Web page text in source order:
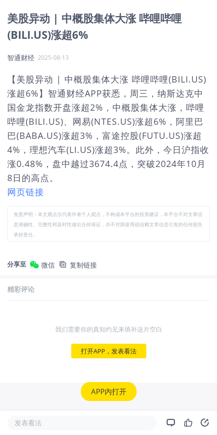
美股异动 | 中概股集体大涨 哔哩哔哩
(BILI.US)涨超6%
智通财经 2025-08-13
【美股异动 | 中概股集体大涨 哔哩哔哩(BILI.US)
涨超6%】智通财经APP获悉，周三，纳斯达克中
国金龙指数开盘涨超2%，中概股集体大涨，哔哩
哔哩(BILI.US)、网易(NTES.US)涨超6%，阿里巴
巴(BABA.US)涨超3%，富途控股(FUTU.US)涨超
4%，理想汽车(LI.US)涨超3%。此外，今日沪指收
涨0.48%，盘中越过3674.4点，突破2024年10月
8日的高点。
网页链接
免责声明：本文观点仅代表作者个人观点，不构成本平台的投资建议，本平台不对文章信
息准确性、完整性和及时性做出任何保证，亦不对因使用或信赖文章信息引发的任何损失
承担责任。
分享至 微信 复制链接
精彩评论
我们需要你的真知灼见来填补这片空白
打开APP，发表看法
APP内打开
发表看法